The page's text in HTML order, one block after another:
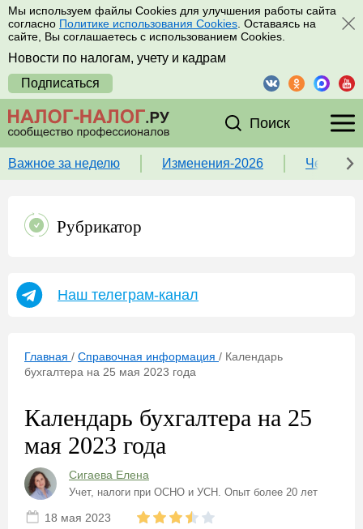
Мы используем файлы Cookies для улучшения работы сайта
согласно Политике использования Cookies . Оставаясь на
сайте, Вы соглашаетесь с использованием Cookies.
Новости по налогам, учету и кадрам
Подписаться
Поиск
Важное за неделю Изменения-2026 Чек-
Рубрикатор
Наш телеграм-канал
Главная / Справочная информация / Календарь
бухгалтера на 25 мая 2023 года
Календарь бухгалтера на 25
мая 2023 года
Сигаева Елена
Учет, налоги при ОСНО и УСН. Опыт более 20 лет
18 мая 2023